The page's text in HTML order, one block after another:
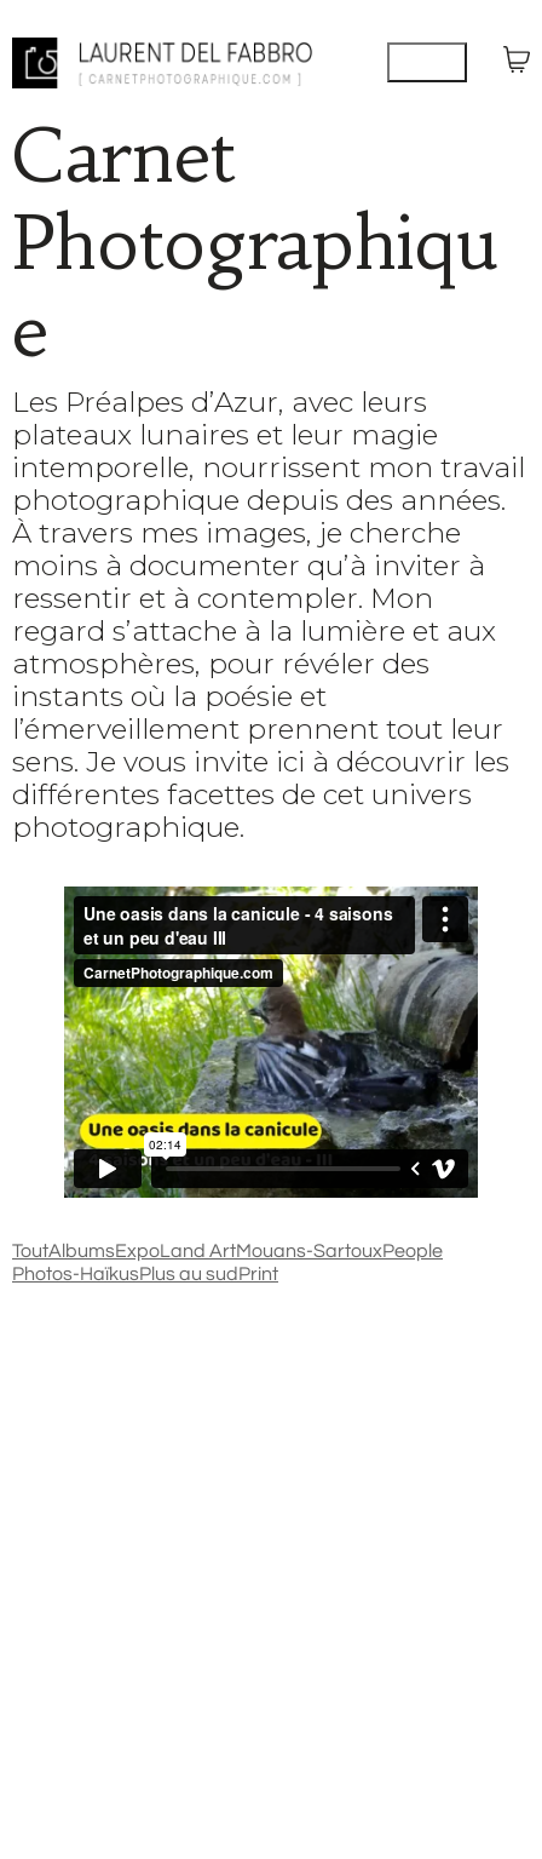
Carnet
Photographiqu
e
Les Préalpes d’Azur, avec leurs
plateaux lunaires et leur magie
intemporelle, nourrissent mon travail
photographique depuis des années.
À travers mes images, je cherche
moins à documenter qu’à inviter à
ressentir et à contempler. Mon
regard s’attache à la lumière et aux
atmosphères, pour révéler des
instants où la poésie et
l’émerveillement prennent tout leur
sens. Je vous invite ici à découvrir les
différentes facettes de cet univers
photographique.
ToutAlbumsExpoLand ArtMouans-SartouxPeople
Photos-HaïkusPlus au sudPrint